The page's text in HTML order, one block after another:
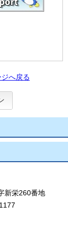
ジへ戻る
新栄260番地